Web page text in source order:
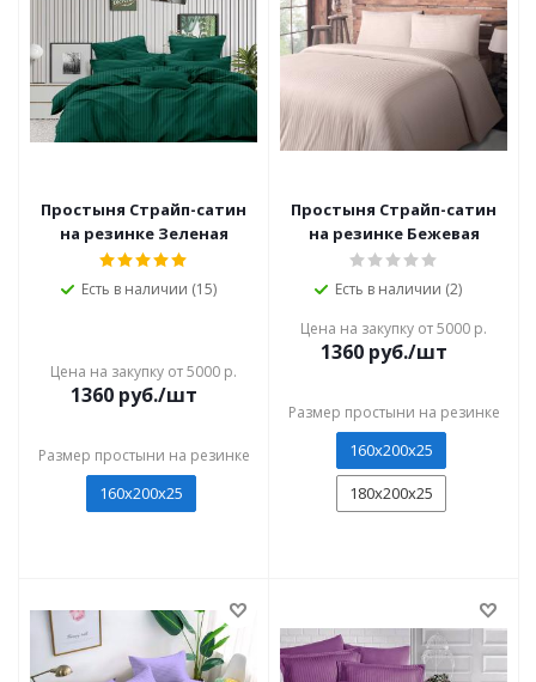
Простыня Страйп-сатин
на резинке Зеленая
Есть в наличии (15)
Цена на закупку от 5000 р.
1360 руб./шт
Размер простыни на резинке
160х200х25
Простыня Страйп-сатин
на резинке Бежевая
Есть в наличии (2)
Цена на закупку от 5000 р.
1360 руб./шт
Размер простыни на резинке
160х200х25
180x200x25